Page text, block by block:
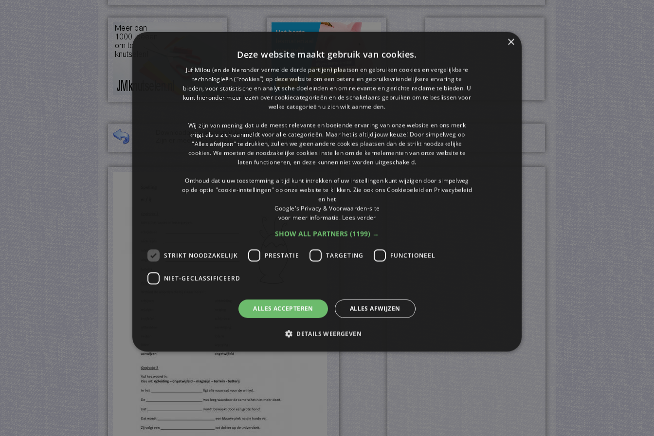
Downloaden van een pdf bestand kun je doen door op het gekozen plaatje te klikken.
Zijn er meerdere werkbladen dan kun je met de pijltjestoetsen er doorheen bladeren.
×
Deze website maakt gebruik van cookies.
Juf Milou (en de hieronder vermelde derde partijen) plaatsen en gebruiken cookies en vergelijkbare
technologieën (“cookies”) op deze website om een ​​betere en gebruiksvriendelijkere ervaring te
bieden, voor statistische en analytische doeleinden en om relevante en gerichte reclame te bieden. U
kunt hieronder meer lezen over cookiecategorieën en de schakelaars gebruiken om te beslissen voor
welke categorieën u zich wilt aanmelden.
Wij zijn van mening dat u de meest relevante en boeiende ervaring van onze website en ons merk
krijgt als u zich aanmeldt voor alle categorieën. Maar het is altijd jouw keuze! Door simpelweg op
"Alles afwijzen" te drukken, zullen we geen andere cookies plaatsen dan de strikt noodzakelijke
cookies. We moeten de noodzakelijke cookies instellen om de kernelementen van onze website te
laten functioneren, en deze kunnen niet worden uitgeschakeld.
Onthoud dat u uw toestemming altijd kunt intrekken of uw instellingen kunt wijzigen door simpelweg
op de optie "cookie-instellingen" op onze website te klikken. Zie ook ons ​​Cookiebeleid en Privacybeleid
en het
Google's Privacy & Voorwaarden-site
voor meer informatie. Lees verder
SHOW ALL PARTNERS (1199) →
STRIKT NOODZAKELIJK PRESTATIE TARGETING FUNCTIONEEL
NIET-GECLASSIFICEERD
ALLES ACCEPTEREN ALLES AFWIJZEN
DETAILS WEERGEVEN
Strikt noodzakelijke cookies maken de kernfunctionaliteiten van de website mogelijk, zoals gebruikersaanmelding en accountbeheer. De
website kan niet goed worden gebruikt zonder de strikt noodzakelijke cookies.
Naam
Provider/
Domein
Vervaldatum